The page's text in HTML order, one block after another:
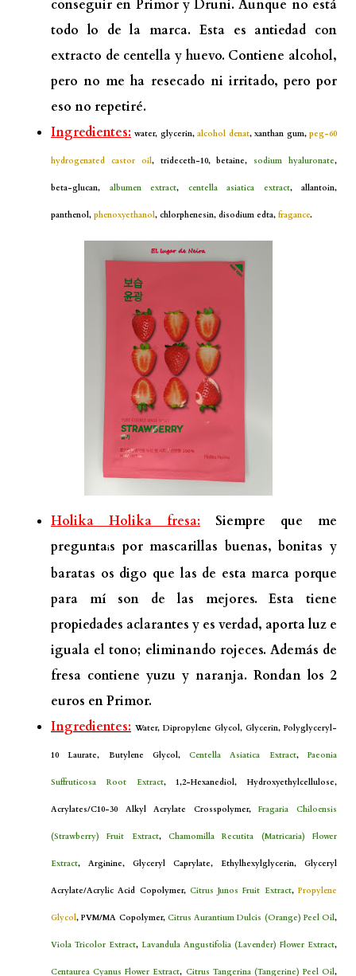
conseguir en Primor y Druni. Aunque no está
todo lo de la marca. Esta es antiedad con
extracto de centella y huevo. Contiene alcohol,
pero no me ha resecado ni irritado, pero por
eso no repetiré.
Ingredientes: water, glycerin,alcohol denat, xanthan gum,peg-60
hydrogenated castor oil, trideceth-10, betaine, sodium hyaluronate,
beta-glucan, albumen extract, centella asiatica extract, allantoin,
panthenol, phenoxyethanol, chlorphenesin, disodium edta, fragance.
Holika Holika fresa: Siempre que me
preguntais por mascarillas buenas, bonitas y
baratas os digo que las de esta marca porque
para mí son de las mejores. Esta tiene
propiedades aclarantes y es verdad, aporta luz e
iguala el tono; eliminando rojeces. Además de
fresa contiene yuzu y naranja. Rondan los 2
euros en Primor.
Ingredientes: Water, Dipropylene Glycol, Glycerin, Polyglyceryl-
10 Laurate, Butylene Glycol,Centella Asiatica Extract,Paeonia
Suffruticosa Root Extract, 1,2-Hexanediol, Hydroxyethylcellulose,
Acrylates/C10-30 Alkyl Acrylate Crosspolymer,Fragaria Chiloensis
(Strawberry) Fruit Extract,Chamomilla Recutita (Matricaria) Flower
Extract, Arginine, Glyceryl Caprylate, Ethylhexylglycerin, Glyceryl
Acrylate/Acrylic Acid Copolymer, Citrus Junos Fruit Extract,Propylene
Glycol, PVM/MA Copolymer, Citrus Aurantium Dulcis (Orange) Peel Oil,
Viola Tricolor Extract, Lavandula Angustifolia (Lavender) Flower Extract,
Centaurea Cyanus Flower Extract, Citrus Tangerina (Tangerine) Peel Oil,